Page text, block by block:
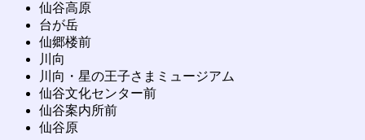
仙谷高原
台が岳
仙郷楼前
川向
川向・星の王子さまミュージアム
仙谷文化センター前
仙谷案内所前
仙谷原